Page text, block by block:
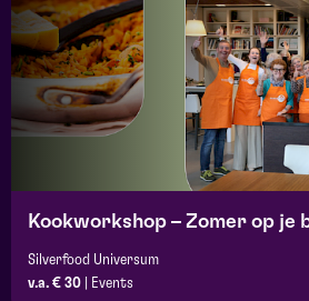
Silverfood Universum
v.a. € 30
Events